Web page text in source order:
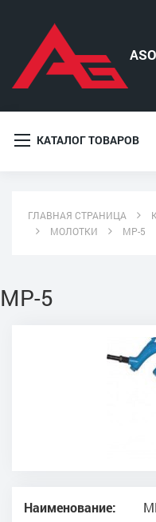
КАТАЛОГ ТОВАРОВ
ГЛАВНАЯ СТРАНИЦА
МОЛОТКИ
МР-5
МР-5
Наименование: